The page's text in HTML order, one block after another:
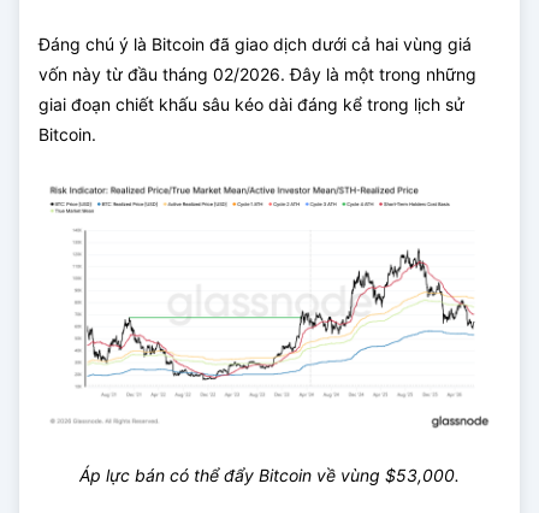
Đáng chú ý là Bitcoin đã giao dịch dưới cả hai vùng giá
vốn này từ đầu tháng 02/2026. Đây là một trong những
giai đoạn chiết khấu sâu kéo dài đáng kể trong lịch sử
Bitcoin.
Áp lực bán có thể đẩy Bitcoin về vùng $53,000.